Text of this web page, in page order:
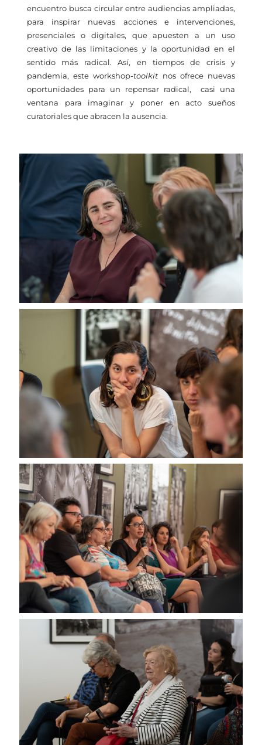
encuentro busca circular entre audiencias ampliadas,
para inspirar nuevas acciones e intervenciones,
presenciales o digitales, que apuesten a un uso
creativo de las limitaciones y la oportunidad en el
sentido más radical. Así, en tiempos de crisis y
pandemia, este workshop-toolkit nos ofrece nuevas
oportunidades para un repensar radical, casi una
ventana para imaginar y poner en acto sueños
curatoriales que abracen la ausencia.